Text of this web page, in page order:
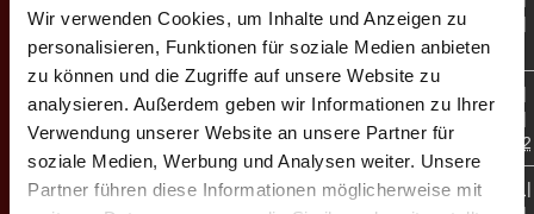
Wir verwenden Cookies, um Inhalte und Anzeigen zu
personalisieren, Funktionen für soziale Medien anbieten
zu können und die Zugriffe auf unsere Website zu
analysieren. Außerdem geben wir Informationen zu Ihrer
Verwendung unserer Website an unsere Partner für
soziale Medien, Werbung und Analysen weiter. Unsere
Partner führen diese Informationen möglicherweise mit
E1 Meo B. 4 69.1
9:10 | 10:9 |
10:7
Yannik Breuer
7:10 | 8:10 |
3:10 | 10:6 |
13:11 | 20:22
11:13 | 10:7 |